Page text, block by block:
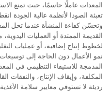
المعدات عاملًا حاسمًا، حيث تمنع
تعبئة الصودا لأنظمة عالية الجودة
وتحسّن كفاءة المنشأة عندما تحل
القديمة الممتدة أو العمليات
لخطوط إنتاج إضافية، أو عمليات
نمو الأعمال دون الحاجة إلى
المدمجة للاستيفاء التنظيمي في
المكلفة، وإيقاف الإنتاج، والنفقات
رديئة لا تستوفي معايير سلامة